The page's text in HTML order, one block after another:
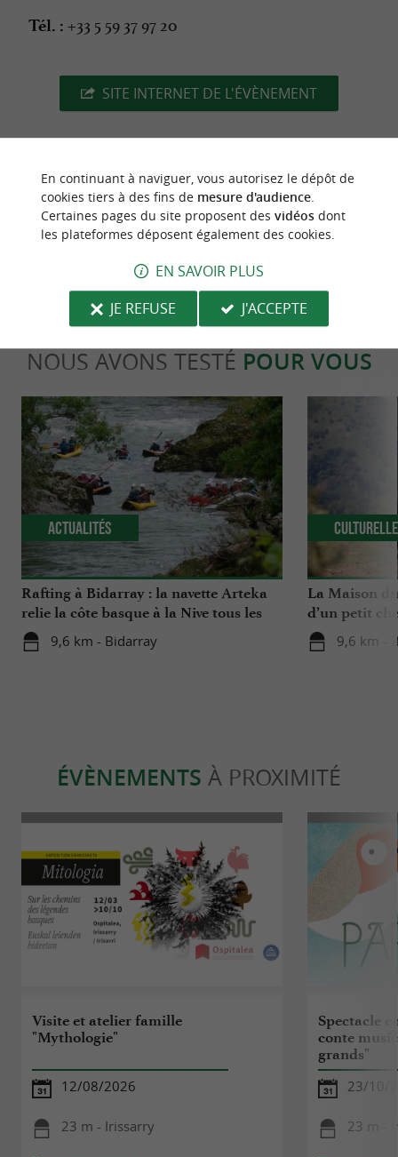
Tél. : +33 5 59 37 97 20
SITE INTERNET DE L'ÉVÈNEMENT
dernière mise à jour :21/04/2026 à 05:35:35
Source :Sirtaqui-Crédit photo :CEP Ospitalea -
NOUS AVONS TESTÉ POUR VOUS
Rafting à Bidarray : la navette Arteka
relie la côte basque à la Nive tous les
mardis cet été
9,6 km - Bidarray
Actualités
La Maison
d’un petit
Basque
9,6 km -
Culturelle
ÉVÈNEMENTS À PROXIMITÉ
Visite et atelier famille
"Mythologie"
12/08/2026
23 m - Irissarry
Spectacle
conte
grands"
23/10/
23 m -
En continuant à naviguer, vous autorisez le dépôt de
cookies tiers à des fins de mesure d'audience.
Certaines pages du site proposent des vidéosdont
les plateformes déposent également des cookies.
EN SAVOIR PLUS
JE REFUSE
J'ACCEPTE